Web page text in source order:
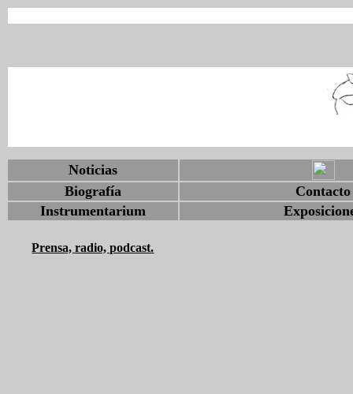
Noticias
Biografía
Contacto
Instrumentarium
Prensa, radio, podcast.